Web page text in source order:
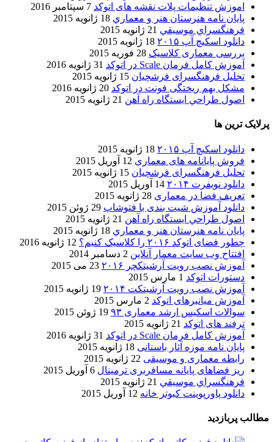
اموزش تنظیمات پلات نقشه های اتوکد 7 سپتامبر 2016
پایان نامه هنرستان هنر و معماري 18 ژانویه 2015
فرهنگسراي موسيقي 21 ژانویه 2015
دانلود اسکیچ آپ ۲۰۱۵
18 ژانویه 2015
بررسی معماری کلاسیک 28 فوریه 2015
آموزش کامل فرمان Scale در اتوکد
31 ژانویه 2016
تحلیل فرهنگسرای فرشچیان 15 ژانویه 2015
مشکل بهم ریختگی فونت در اتوکد 20 ژانویه 2016
اصول طراحي ایستگاه راه آهن 21 ژانویه 2015
پرلایک ترین ها
دانلود اسکیچ آپ ۲۰۱۵
18 ژانویه 2015
فروش پایانامه های معماری 12 آوریل 2015
تحلیل فرهنگسرای فرشچیان 15 ژانویه 2015
دانلود نویفرت ۲۰۱۴
14 آوریل 2015
تعریف فضا در معماری 28 ژانویه 2015
دانلود آموزش شیت بندی با فتوشاپ 29 ژوئن 2015
اصول طراحي ایستگاه راه آهن 21 ژانویه 2015
پایان نامه هنرستان هنر و معماري 18 ژانویه 2015
چطور فضای اتوکد ۲۰۱۶ را کلاسیک کنیم؟
12 ژانویه 2016
افتتاح وب سایت معمار آنلاین 2 دسامبر 2014
آموزش نصب رویت آرشیتکچر ۲۰۱۶
23 می 2015
دستورات اتوکد 1 مارس 2015
آموزش نصب رویت آرشیتکت ۲۰۱۴
19 ژانویه 2015
آموزش میانبرهای اتوکد 2 مارس 2015
سوالات اسکیس ارشد معماری ۹۳
19 ژوئن 2015
ترفند های اتوکد 21 ژانویه 2015
آموزش کامل فرمان Scale در اتوکد
31 ژانویه 2016
پایان نامه موزه آثار باستانی 18 ژانویه 2015
رابطه معماری و موسیقی 22 ژانویه 2015
ریز فضاهای پایانه مسافربری ترمینال 6 آوریل 2015
فرهنگسراي موسيقي 21 ژانویه 2015
دانلود پاورپوینت کبوتر خانه 12 آوریل 2015
مطالب پربازدید